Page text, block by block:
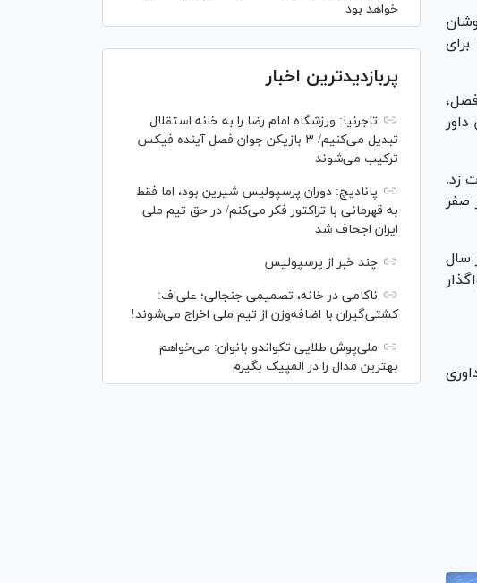
ساله نامی آشنا برای
داور
سوت زد.
محرومیت ۴ ماهه مهدی طارمی، تیم را وارد شوک کرد و نتیجه را ۴ بر صفر
شد. در سال
با الجیش قطر را انجام داد و نماینده فوتبال کشورمان آن مسابقه را ۴ بر ۲ واگذار
خواهد بود
پربازدیدترین اخبار
تاجرنیا: ورزشگاه امام رضا را به خانه استقلال
تبدیل می‌کنیم/ ۳ بازیکن جوان فصل آینده فیکس
ترکیب می‌شوند
پانادیچ: دوران پرسپولیس شیرین بود، اما فقط
به قهرمانی با تراکتور فکر می‌کنم/ در حق تیم ملی
ایران اجحاف شد
چند خبر از پرسپولیس
ناکامی در خانه، تصمیمی جنجالی؛ علی‌اف:
کشتی‌گیران با اضافه‌وزن از تیم ملی اخراج می‌شوند!
ملی‌پوش‌ طلایی تکواندو بانوان: می‌خواهم
بهترین مدال را در المپیک بگیرم